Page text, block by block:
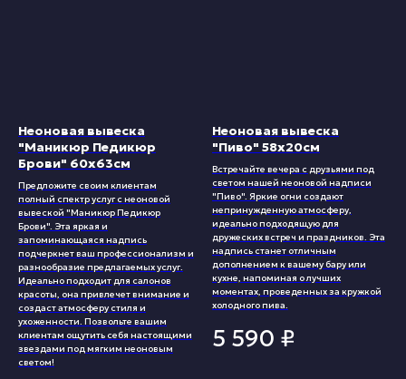
Неоновая вывеска
"Маникюр Педикюр
Брови" 60х63см
Предложите своим клиентам
полный спектр услуг с неоновой
вывеской "Маникюр Педикюр
Брови". Эта яркая и
запоминающаяся надпись
подчеркнет ваш профессионализм и
разнообразие предлагаемых услуг.
Идеально подходит для салонов
красоты, она привлечет внимание и
создаст атмосферу стиля и
ухоженности. Позвольте вашим
клиентам ощутить себя настоящими
звездами под мягким неоновым
светом!
Неоновая вывеска
"Пиво" 58х20см
Встречайте вечера с друзьями под
светом нашей неоновой надписи
"Пиво". Яркие огни создают
непринужденную атмосферу,
идеально подходящую для
дружеских встреч и праздников. Эта
надпись станет отличным
дополнением к вашему бару или
кухне, напоминая о лучших
моментах, проведенных за кружкой
холодного пива.
5 590 ₽